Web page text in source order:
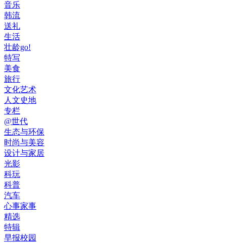
音乐
韩流
送礼
生活
壮龄go!
特写
美食
旅行
文化艺术
人文史地
专栏
@世代
生态与环保
时尚与美容
设计与家居
光影
科玩
科普
汽车
心事家事
精选
特辑
早报校园